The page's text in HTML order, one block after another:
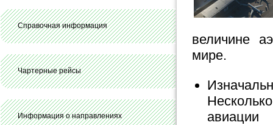
величине
мире.
Справочная информация
Чартерные рейсы
Информация о направлениях